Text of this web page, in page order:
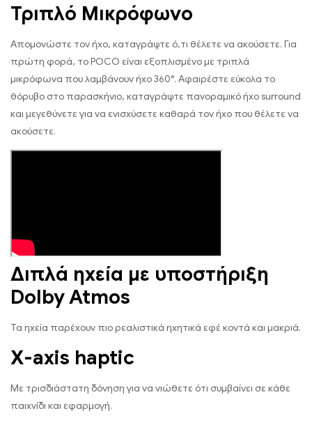
Τριπλό Μικρόφωνo
Απομονώστε τον ήχο, καταγράψτε ό,τι θέλετε να ακούσετε. Για
πρώτη φορά, το POCO είναι εξοπλισμένο με τριπλά
μικρόφωνα που λαμβάνουν ήχο 360°. Αφαιρέστε εύκολα το
θόρυβο στο παρασκήνιο, καταγράψτε πανοραμικό ήχο surround
και μεγεθύνετε για να ενισχύσετε καθαρά τον ήχο που θέλετε να
ακούσετε.
Διπλά ηχεία με υποστήριξη
Dolby Atmos
Τα ηχεία παρέχουν πιο ρεαλιστικά ηχητικά εφέ κοντά και μακριά.
X-axis haptic
Με τρισδιάστατη δόνηση για να νιώθετε ότι συμβαίνει σε κάθε
παιχνίδι και εφαρμογή.